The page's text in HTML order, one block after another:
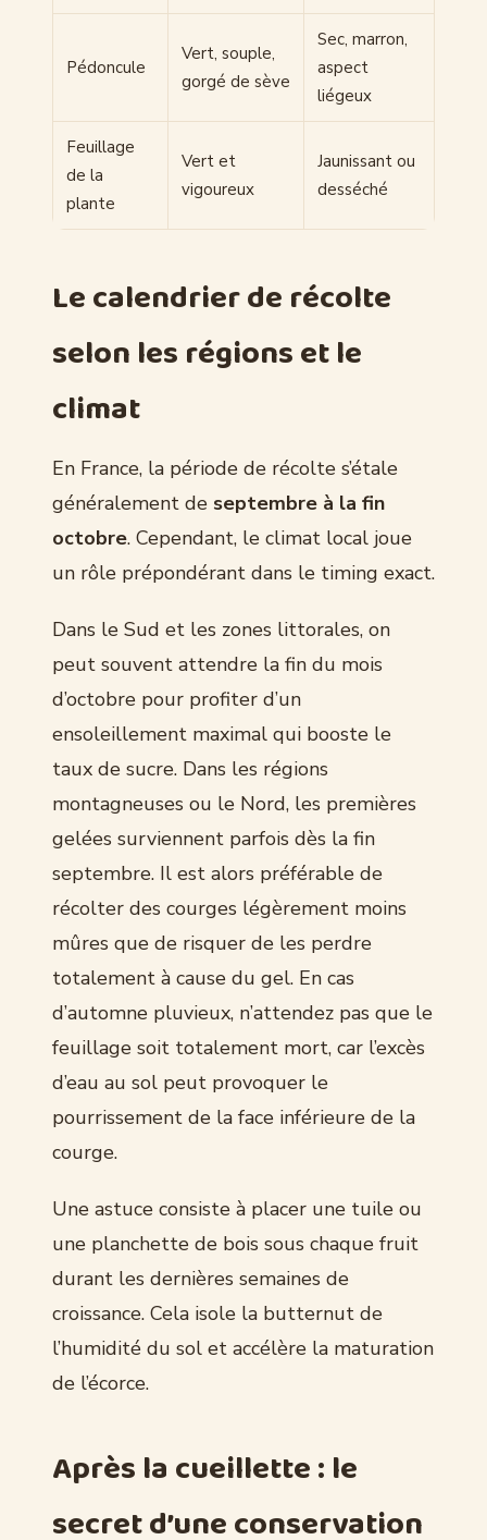
Pédoncule
Vert, souple,
gorgé de sève
Sec, marron,
aspect
liégeux
Feuillage
de la
plante
Vert et
vigoureux
Jaunissant ou
desséché
Le calendrier de récolte
selon les régions et le
climat
En France, la période de récolte s’étale
généralement de septembre à la fin
octobre. Cependant, le climat local joue
un rôle prépondérant dans le timing exact.
Dans le Sud et les zones littorales, on
peut souvent attendre la fin du mois
d’octobre pour profiter d’un
ensoleillement maximal qui booste le
taux de sucre. Dans les régions
montagneuses ou le Nord, les premières
gelées surviennent parfois dès la fin
septembre. Il est alors préférable de
récolter des courges légèrement moins
mûres que de risquer de les perdre
totalement à cause du gel. En cas
d’automne pluvieux, n’attendez pas que le
feuillage soit totalement mort, car l’excès
d’eau au sol peut provoquer le
pourrissement de la face inférieure de la
courge.
Une astuce consiste à placer une tuile ou
une planchette de bois sous chaque fruit
durant les dernières semaines de
croissance. Cela isole la butternut de
l’humidité du sol et accélère la maturation
de l’écorce.
Après la cueillette : le
secret d’une conservation